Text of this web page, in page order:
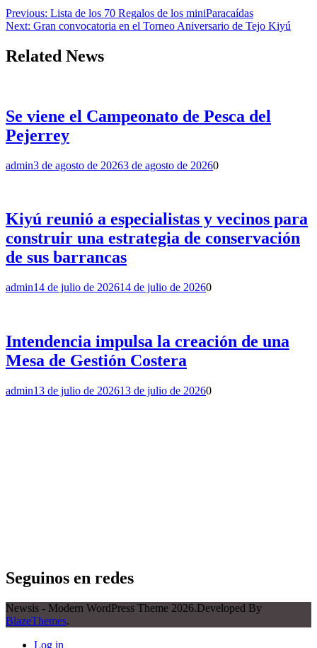
Previous: Lista de los 70 Regalos de los miniParacaídas
Next: Gran convocatoria en el Torneo Aniversario de Tejo Kiyú
Related News
Se viene el Campeonato de Pesca del
Pejerrey
admin3 de agosto de 20263 de agosto de 20260
Kiyú reunió a especialistas y vecinos para
construir una estrategia de conservación
de sus barrancas
admin14 de julio de 202614 de julio de 20260
Intendencia impulsa la creación de una
Mesa de Gestión Costera
admin13 de julio de 202613 de julio de 20260
Seguinos en redes
Newsis - Modern WordPress Theme 2026.Developed By
BlazeThemes.
Log in